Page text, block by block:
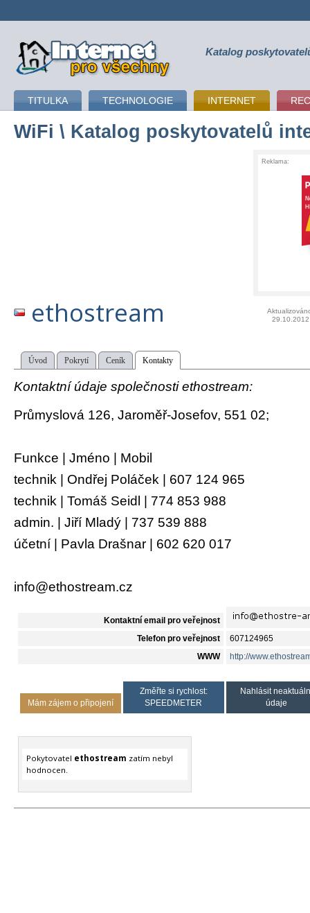
připojení k internetu Katalog
TITULKA TECHNOLOGIE INTERNET
WiFi \ Katalog poskytovatelů
Reklama:
ethostream
29.10.2012
Úvod Pokrytí Ceník Kontakty
Kontaktní údaje společnosti ethostream:
Průmyslová 126, Jaroměř-Josefov, 551 02;
Funkce | Jméno | Mobil
technik | Ondřej Poláček | 607 124 965
technik | Tomáš Seidl | 774 853 988
admin. | Jiří Mladý | 737 539 888
účetní | Pavla Drašnar | 602 620 017
info@ethostre­am.cz
Kontaktní email pro veřejnost
Telefon pro veřejnost 607124965
WWW http://
Mám zájem o připojení
Změřte si rychlost:
SPEEDMETER
Nahlásit
údaje
Pokytovatel ethostream zatím nebyl
hodnocen.